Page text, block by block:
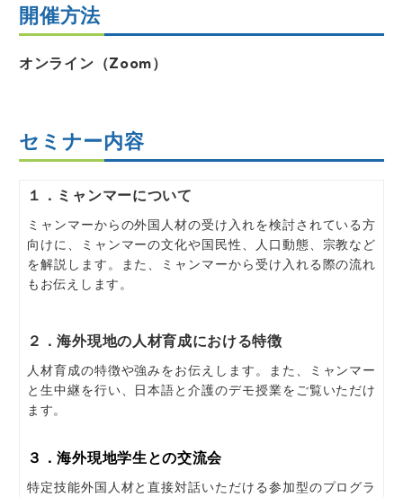
開催方法
オンライン（Zoom）
セミナー内容
１．ミャンマーについて
ミャンマーからの外国人材の受け入れを検討されている方
向けに、ミャンマーの文化や国民性、人口動態、宗教など
を解説します。また、ミャンマーから受け入れる際の流れ
もお伝えします。
２．海外現地の人材育成における特徴
人材育成の特徴や強みをお伝えします。また、ミャンマー
と生中継を行い、日本語と介護のデモ授業をご覧いただけ
ます。
３．海外現地学生との交流会
特定技能外国人材と直接対話いただける参加型のプログラ